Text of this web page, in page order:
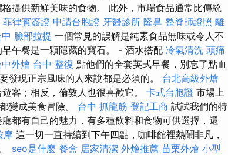
提供新鮮美味的食物。 此外，市場食品通常比傳統
菲律賓簽證 申請台胞證 牙醫診所 隆鼻 整脊師證照 離
臉部拉提 一個常見的誤解是純素食品無味或令人不
午餐是一顆隱藏的寶石。 - 酒水搭配 冷氣清洗 頭痛
中外燴 台中 整復 點他們的全套英式早餐，別忘了點血
現正宗風味的人來說都是必須的。 台北高級外燴
客；相反，倫敦人也很喜歡它。 卡式台胞證 市場上
變成美食冒險。 台中 抓龍筋 登記工商 試試我們的特
都有自己的魅力，有多種飲料和食物可供選擇，還
摩 這一切一直持續到下午四點，咖啡館裡熱鬧非凡，
seo是什麼 餐盒 居家清潔 外燴推薦 苗栗外燴 小型